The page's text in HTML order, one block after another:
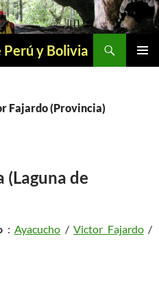
Perú y Bolivia
Fajardo (Provincia)
(Laguna de
: Ayacucho / Victor Fajardo/